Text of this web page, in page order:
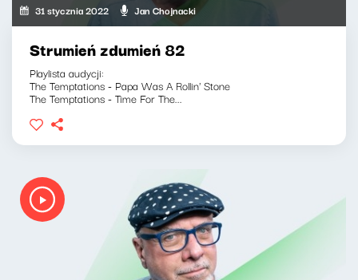
31 stycznia 2022 Jan Chojnacki
Strumień zdumień 82
Playlista audycji:
The Temptations - Papa Was A Rollin' Stone
The Temptations - Time For The...